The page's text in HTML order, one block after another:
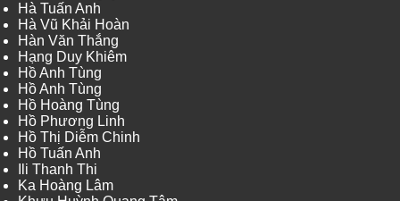
Hà Tuấn Anh
Hà Vũ Khải Hoàn
Hàn Văn Thắng
Hạng Duy Khiêm
Hồ Anh Tùng
Hồ Anh Tùng
Hồ Hoàng Tùng
Hồ Phương Linh
Hồ Thị Diễm Chinh
Hồ Tuấn Anh
Ili Thanh Thi
Ka Hoàng Lâm